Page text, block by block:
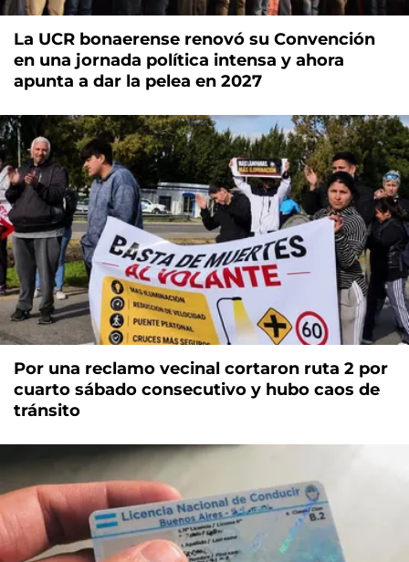
La UCR bonaerense renovó su Convención
en una jornada política intensa y ahora
apunta a dar la pelea en 2027
Por una reclamo vecinal cortaron ruta 2 por
cuarto sábado consecutivo y hubo caos de
tránsito